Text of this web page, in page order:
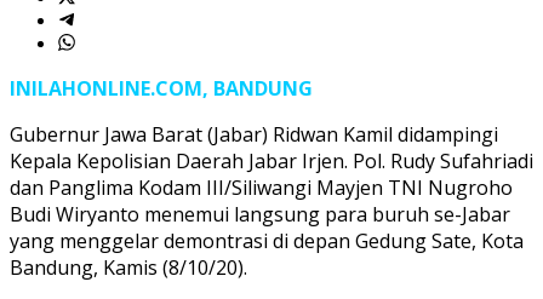
INILAHONLINE.COM, BANDUNG
Gubernur Jawa Barat (Jabar) Ridwan Kamil didampingi
Kepala Kepolisian Daerah Jabar Irjen. Pol. Rudy Sufahriadi
dan Panglima Kodam III/Siliwangi Mayjen TNI Nugroho
Budi Wiryanto menemui langsung para buruh se-Jabar
yang menggelar demontrasi di depan Gedung Sate, Kota
Bandung, Kamis (8/10/20).